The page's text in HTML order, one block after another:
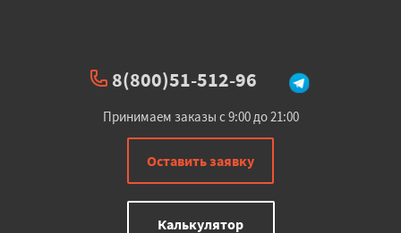
8(800)51-512-96
Принимаем заказы с 9:00 до 21:00
Оставить заявку
Калькулятор